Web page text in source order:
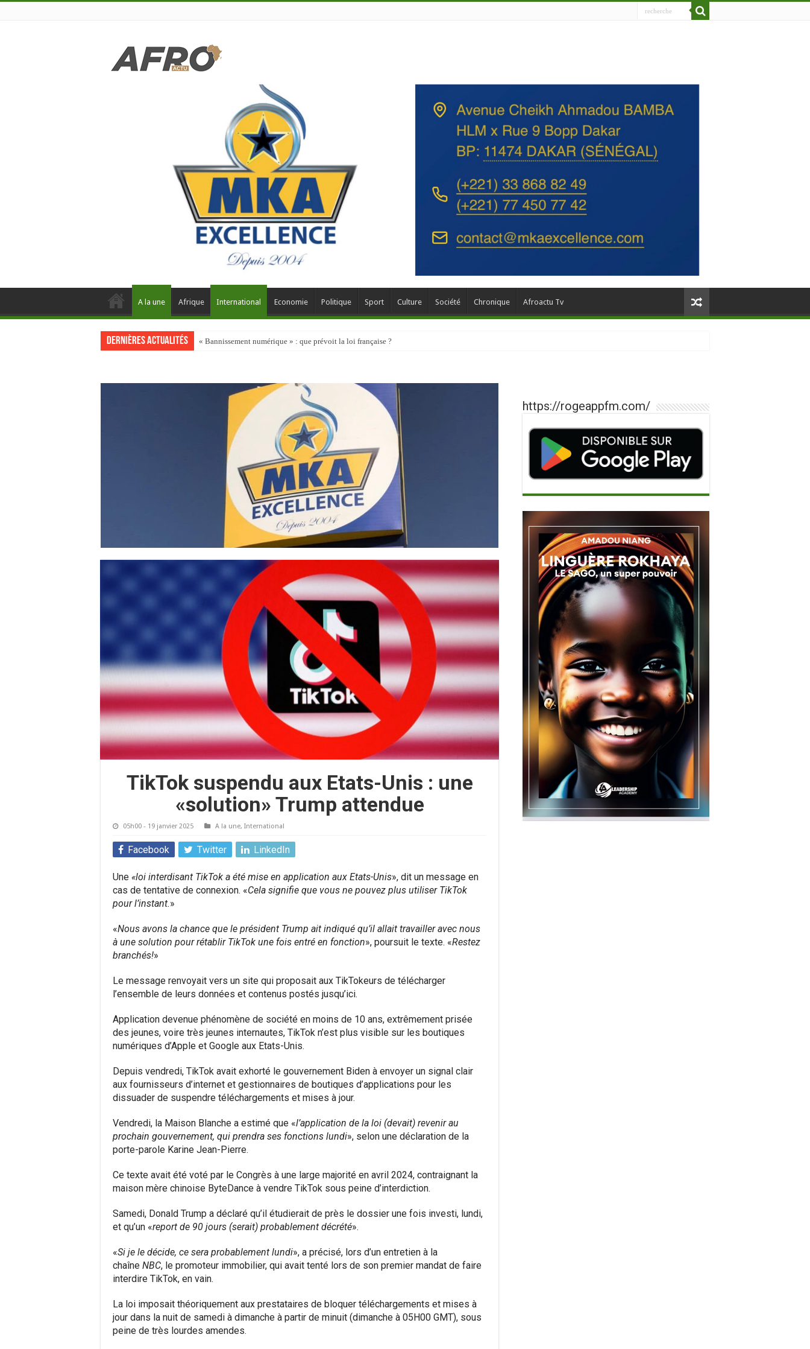
A la une Afrique International Economie Politique Sport Culture Société Chronique Afroactu Tv
Dernières actualités « Bannissement numérique » : que prévoit la loi française ?
TikTok suspendu aux Etats-Unis : une
«solution» Trump attendue
05h00 - 19 janvier 2025 A la une, International
Facebook Twitter LinkedIn
Une «loi interdisant TikTok a été mise en application aux Etats-Unis», dit un message en
cas de tentative de connexion. «Cela signifie que vous ne pouvez plus utiliser TikTok
pour l’instant.»
«Nous avons la chance que le président Trump ait indiqué qu’il allait travailler avec nous
à une solution pour rétablir TikTok une fois entré en fonction», poursuit le texte. «Restez
branchés!»
Le message renvoyait vers un site qui proposait aux TikTokeurs de télécharger
l’ensemble de leurs données et contenus postés jusqu’ici.
Application devenue phénomène de société en moins de 10 ans, extrêmement prisée
des jeunes, voire très jeunes internautes, TikTok n’est plus visible sur les boutiques
numériques d’Apple et Google aux Etats-Unis.
Depuis vendredi, TikTok avait exhorté le gouvernement Biden à envoyer un signal clair
aux fournisseurs d’internet et gestionnaires de boutiques d’applications pour les
dissuader de suspendre téléchargements et mises à jour.
Vendredi, la Maison Blanche a estimé que «l’application de la loi (devait) revenir au
prochain gouvernement, qui prendra ses fonctions lundi», selon une déclaration de la
porte-parole Karine Jean-Pierre.
Ce texte avait été voté par le Congrès à une large majorité en avril 2024, contraignant la
maison mère chinoise ByteDance à vendre TikTok sous peine d’interdiction.
Samedi, Donald Trump a déclaré qu’il étudierait de près le dossier une fois investi, lundi,
et qu’un «report de 90 jours (serait) probablement décrété».
«Si je le décide, ce sera probablement lundi», a précisé, lors d’un entretien à la
chaîne NBC, le promoteur immobilier, qui avait tenté lors de son premier mandat de faire
interdire TikTok, en vain.
La loi imposait théoriquement aux prestataires de bloquer téléchargements et mises à
jour dans la nuit de samedi à dimanche à partir de minuit (dimanche à 05H00 GMT), sous
peine de très lourdes amendes.
https://rogeappfm.com/